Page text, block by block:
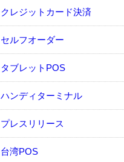
クレジットカード決済
セルフオーダー
タブレットPOS
ハンディターミナル
プレスリリース
台湾POS